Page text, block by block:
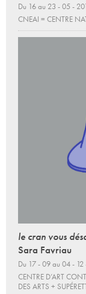
Du 16 au 23 - 05 -
CNEAI = CENTRE
le cran vous
Sara Favriau
Du 17 - 09 au 04 -
CENTRE D’ART
DES ARTS +